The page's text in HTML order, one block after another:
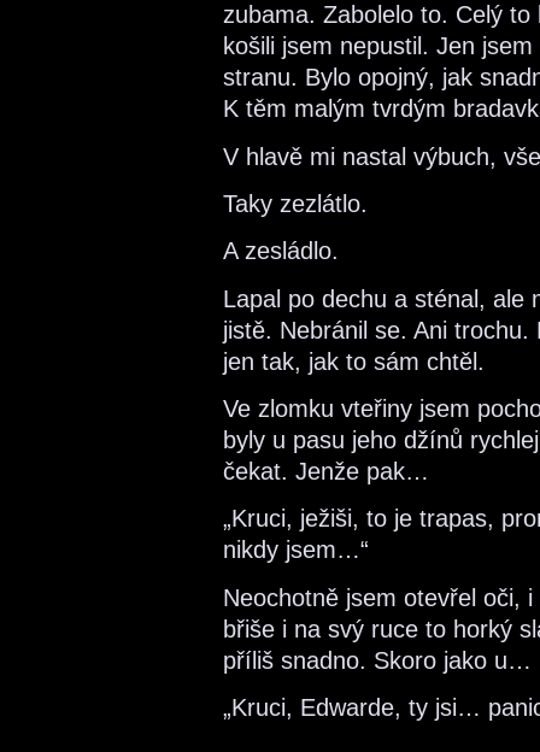
zubama. Zabolelo to. Celý
košili jsem nepustil. Jen
stranu. Bylo opojný, jak
K těm malým tvrdým
V hlavě mi nastal výbuch,
Taky zezlátlo.
A zesládlo.
Lapal po dechu a sténal, ale
jistě. Nebránil se. Ani
jen tak, jak to sám chtěl.
Ve zlomku vteřiny jsem
byly u pasu jeho džínů
čekat. Jenže pak…
„Kruci, ježiši, to je trapas,
nikdy jsem…“
Neochotně jsem otevřel oči,
břiše i na svý ruce to horký
příliš snadno. Skoro jako u…
„Kruci, Edwarde, ty jsi…